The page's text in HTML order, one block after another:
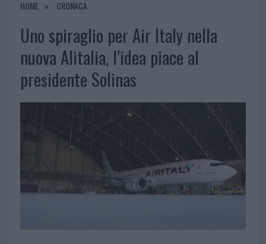
HOME CRONACA
Uno spiraglio per Air Italy nella
nuova Alitalia, l’idea piace al
presidente Solinas